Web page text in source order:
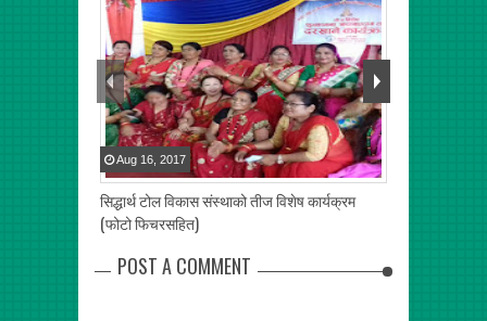
सिद्धार्थ टोल विकास संस्थाको तीज विशेष कार्यक्रम
(फोटो फिचरसहित)
Aug 16 2017
POST A COMMENT